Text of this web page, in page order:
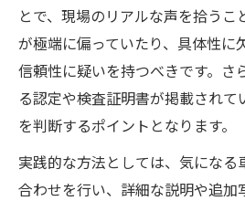
とで、現場のリアルな声を拾うこ
が極端に偏っていたり、具体性に
信頼性に疑いを持つべきです。さ
る認定や検査証明書が掲載され
を判断するポイントとなります。
実践的な方法としては、気になる
合わせを行い、詳細な説明や追加